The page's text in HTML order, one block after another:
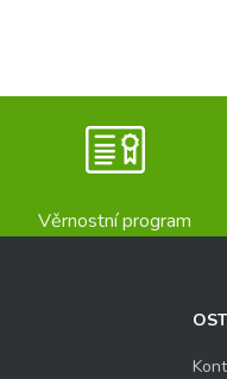
Věrnostní program